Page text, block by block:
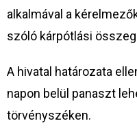
alkalmával a
szóló kárpótlási
A hivatal határozata
napon belül panaszt
törvényszéken.